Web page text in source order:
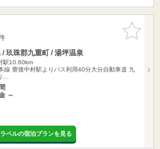
お気に入
りに追加
/ 玖珠郡九重町 / 湯坪温泉
駅10.60km
線 豊後中村駅よりバス利用40分大分自動車道 九
…
～
ベルの宿泊プランを見る